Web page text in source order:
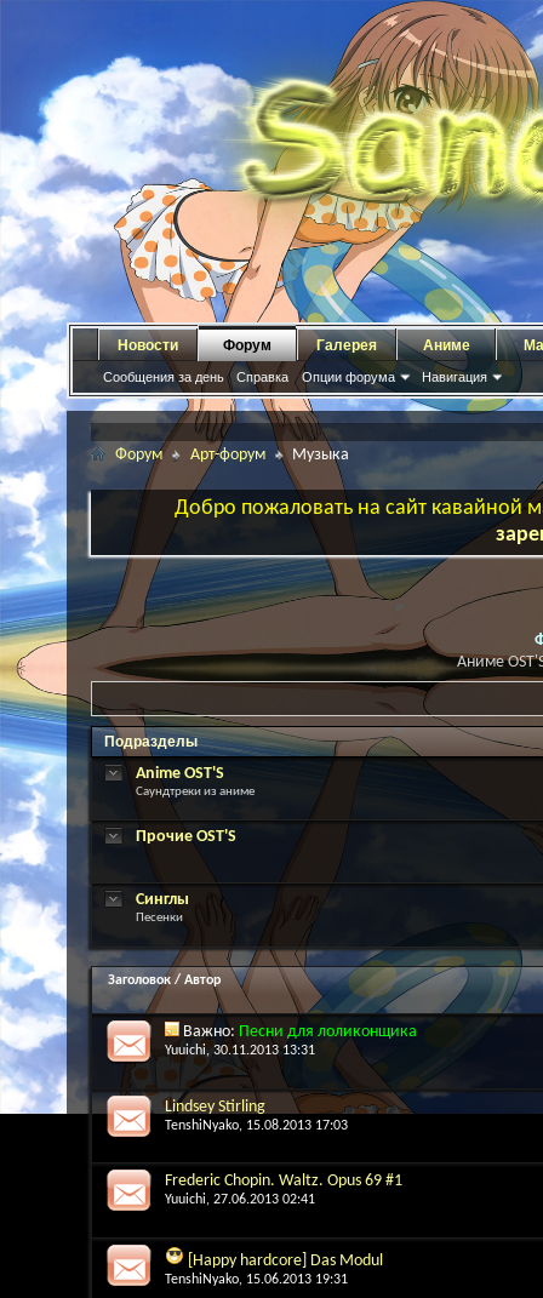
Новости Форум
Сообщения за день Справка Опции форума Навигация
Галерея Аниме
Форум Арт-форум Музыка
Добро пожаловать на сайт кавайной
Аниме
Подразделы
Anime OST'S
Саундтреки из аниме
Прочие OST'S
Синглы
Песенки
Заголовок / Автор
Важно: Песни для лоликонщика
Yuuichi, 30.11.2013 13:31
Lindsey Stirling
TenshiNyako, 15.08.2013 17:03
Frederic Chopin. Waltz. Opus 69 #1
Yuuichi, 27.06.2013 02:41
[Happy hardcore] Das Modul
TenshiNyako, 15.06.2013 19:31